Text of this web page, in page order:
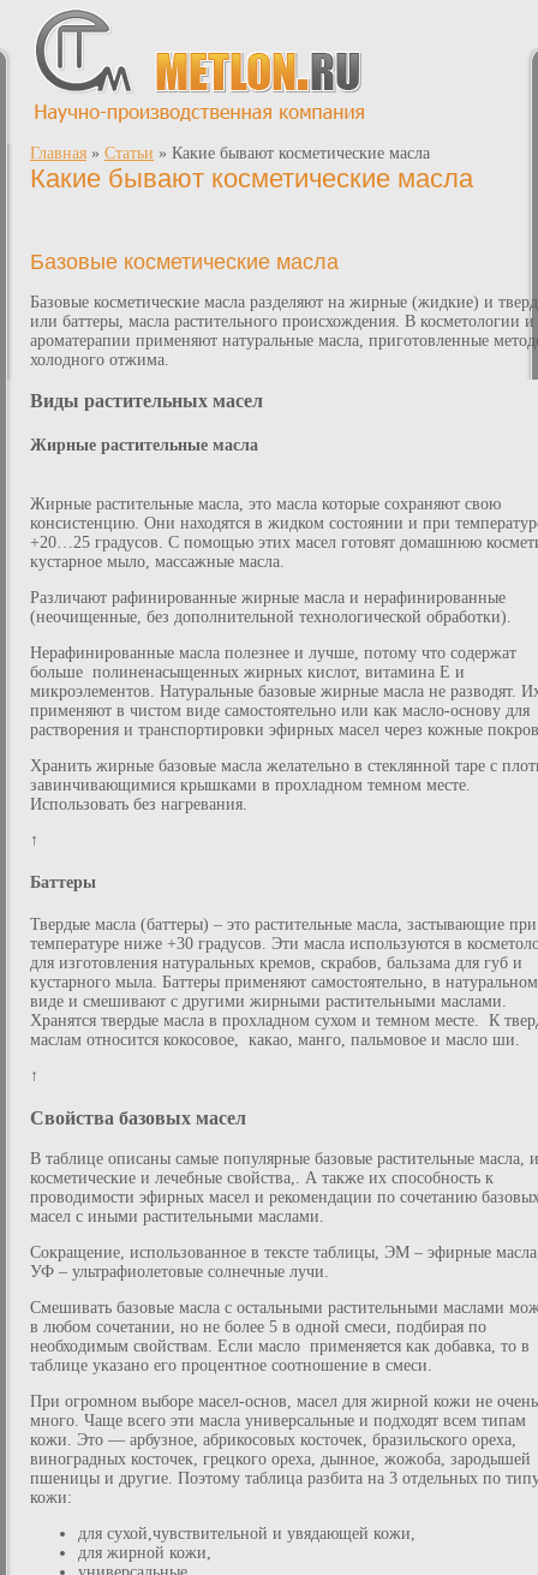
Главная » Статьи » Какие бывают косметические масла
Какие бывают косметические масла
Базовые косметические масла
Базовые косметические масла разделяют на жирные (жидкие) и
или баттеры, масла растительного происхождения. В косметологии и
ароматерапии применяют натуральные масла, приготовленные
холодного отжима.
Виды растительных масел
Жирные растительные масла
Жирные растительные масла, это масла которые сохраняют свою
консистенцию. Они находятся в жидком состоянии и при
+20…25 градусов. С помощью этих масел готовят домашнюю
кустарное мыло, массажные масла.
Различают рафинированные жирные масла и нерафинированные
(неочищенные, без дополнительной технологической обработки).
Нерафинированные масла полезнее и лучше, потому что содержат
больше полиненасыщенных жирных кислот, витамина Е и
микроэлементов. Натуральные базовые жирные масла не разводят.
применяют в чистом виде самостоятельно или как масло-основу для
растворения и транспортировки эфирных масел через кожные
Хранить жирные базовые масла желательно в стеклянной таре с
завинчивающимися крышками в прохладном темном месте.
Использовать без нагревания.
↑
Баттеры
Твердые масла (баттеры) – это растительные масла, застывающие при
температуре ниже +30 градусов. Эти масла используются в
для изготовления натуральных кремов, скрабов, бальзама для губ и
кустарного мыла. Баттеры применяют самостоятельно, в натуральном
виде и смешивают с другими жирными растительными маслами.
Хранятся твердые масла в прохладном сухом и темном месте. К
маслам относится кокосовое, какао, манго, пальмовое и масло ши.
↑
Свойства базовых масел
В таблице описаны самые популярные базовые растительные масла,
косметические и лечебные свойства,. А также их способность к
проводимости эфирных масел и рекомендации по сочетанию
масел с иными растительными маслами.
Сокращение, использованное в тексте таблицы, ЭМ – эфирные
УФ – ультрафиолетовые солнечные лучи.
Смешивать базовые масла с остальными растительными маслами
в любом сочетании, но не более 5 в одной смеси, подбирая по
необходимым свойствам. Если масло применяется как добавка, то в
таблице указано его процентное соотношение в смеси.
При огромном выборе масел-основ, масел для жирной кожи не очень
много. Чаще всего эти масла универсальные и подходят всем типам
кожи. Это ― арбузное, абрикосовых косточек, бразильского ореха,
виноградных косточек, грецкого ореха, дынное, жожоба, зародышей
пшеницы и другие. Поэтому таблица разбита на 3 отдельных по
кожи:
для сухой,чувствительной и увядающей кожи,
для жирной кожи,